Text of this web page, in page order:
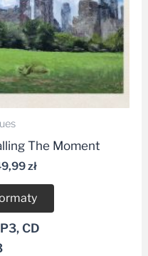
The Moment
zł
CD